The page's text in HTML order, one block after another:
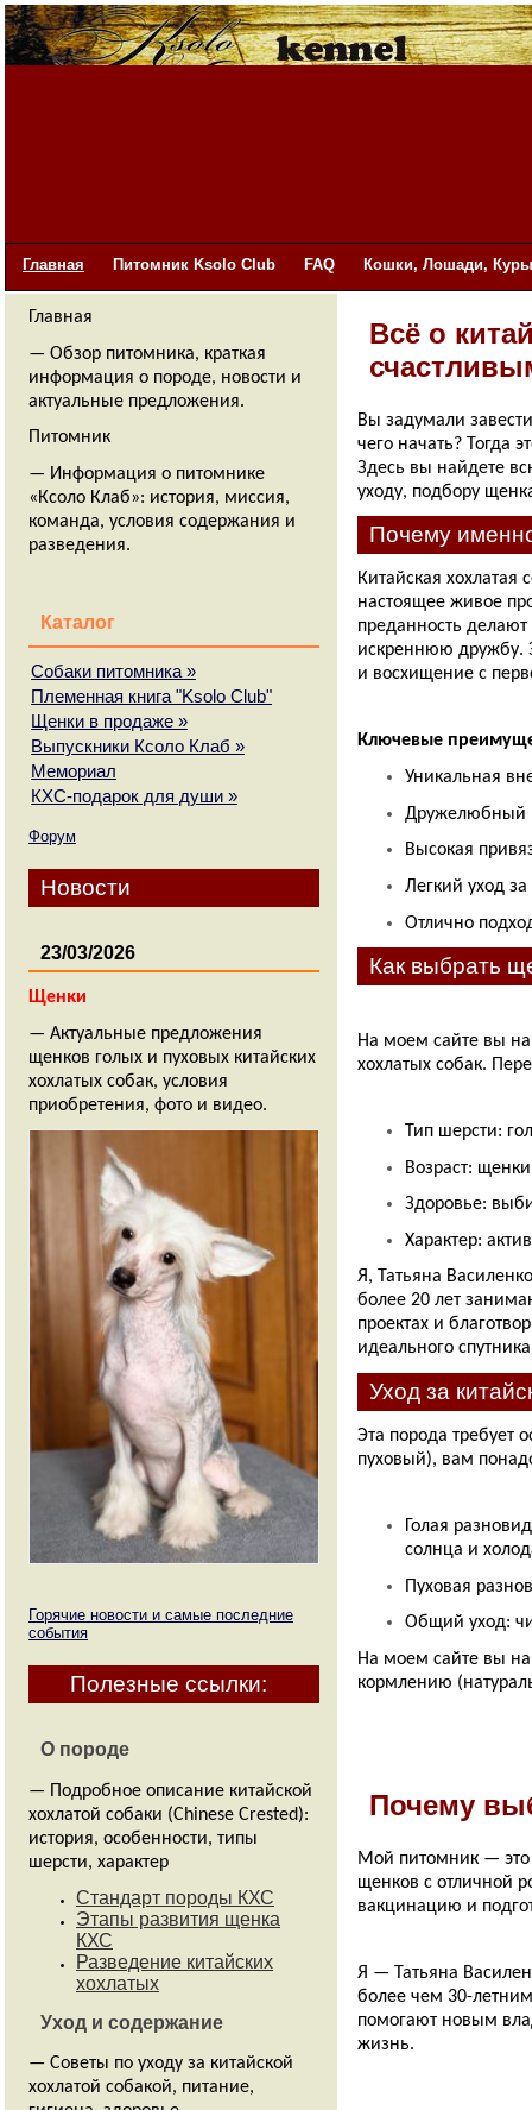
Главная Питомник Ksolo Club FAQ Кошки, Лошади,
Главная
— Обзор питомника, краткая
информация о породе, новости и
актуальные предложения.
Питомник
— Информация о питомнике
«Ксоло Клаб»: история, миссия,
команда, условия содержания и
разведения.
Каталог
Собаки питомника»
Племенная книга "Ksolo Club"
Щенки в продаже »
Выпускники Ксоло Клаб »
Мемориал
КХС-подарок для души »
Форум
Новости
23/03/2026
Щенки
— Актуальные предложения
щенков голых и пуховых китайских
хохлатых собак, условия
приобретения, фото и видео.
Горячие новости и самые последние
Полезные ссылки:
О породе
— Подробное описание китайской
шерсти, характер
Этапы развития щенка
КХС
хохлатых
Уход и содержание
— Советы по уходу за китайской
хохлатой собакой, питание,
гигиена, здоровье.
Что купить для щенка?
Чем кормить китайскую
хохлатую?
Эпиляция голой собаки
хохлатой
Выставки и мероприятия
Всё о
Вы задумали
чего начать? Тогда
Здесь вы найдете
уходу, подбору
Почему
Китайская
настоящее живое
преданность
искреннюю дружбу.
и восхищение с
Ключевые
Уникальная
Дружелюбный
Высокая
Легкий уход
Отлично
Как выбрать
На моем сайте вы
хохлатых собак.
Тип шерсти:
Возраст:
Здоровье:
Характер:
Я, Татьяна
более 20 лет
проектах и
идеального
Уход за
Эта порода требует
пуховый), вам
Голая
солнца и
Пуховая
Общий уход:
На моем сайте вы
кормлению
Почему
Мой питомник — это
щенков с отличной
вакцинацию и
Я — Татьяна
более чем 30-
помогают новым
жизнь.